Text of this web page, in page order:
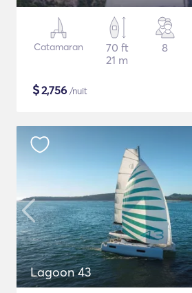
Catamaran
70 ft
21 m
8
$2,756 /nuit
Lagoon 43